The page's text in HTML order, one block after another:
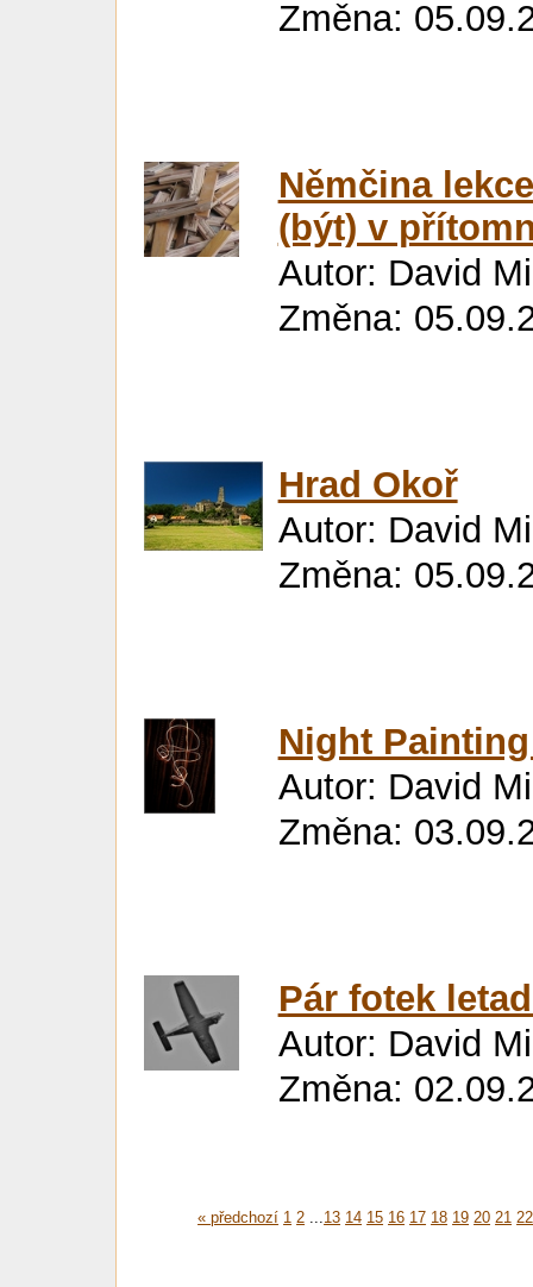
Změna:
Němčina
(být) v
Autor: David
Změna:
Hrad Okoř
Autor: David
Změna:
Night
Autor: David
Změna:
Pár fotek
Autor: David
Změna:
« předchozí 1 2 ...13 14 15 16 17 18 19 20 21 22